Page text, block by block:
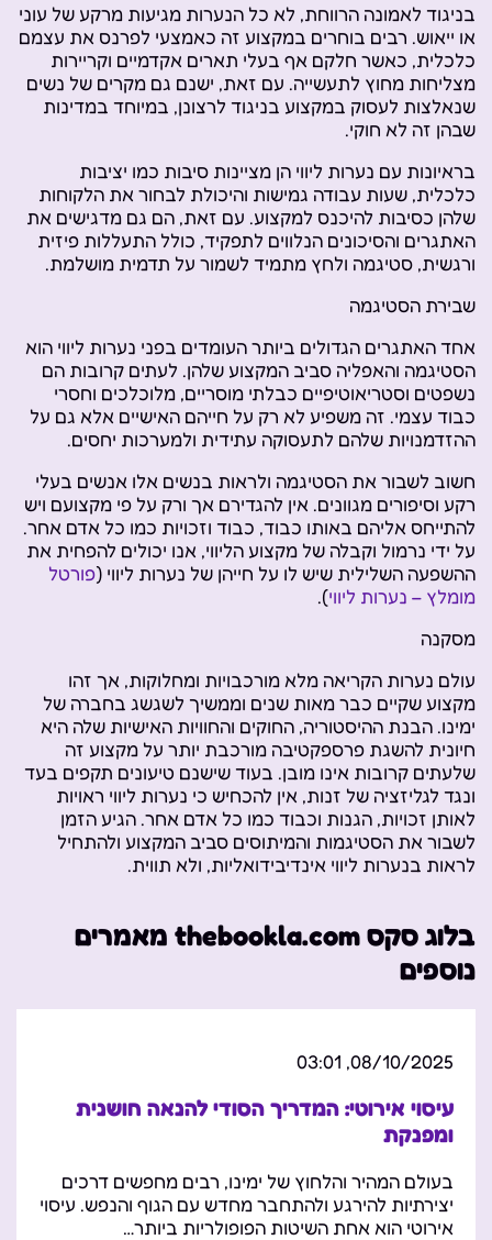
בניגוד לאמונה הרווחת, לא כל הנערות מגיעות מרקע של עוני
או ייאוש. רבים בוחרים במקצוע זה כאמצעי לפרנס את עצמם
כלכלית, כאשר חלקם אף בעלי תארים אקדמיים וקריירות
מצליחות מחוץ לתעשייה. עם זאת, ישנם גם מקרים של נשים
שנאלצות לעסוק במקצוע בניגוד לרצונן, במיוחד במדינות
שבהן זה לא חוקי.
בראיונות עם נערות ליווי הן מציינות סיבות כמו יציבות
כלכלית, שעות עבודה גמישות והיכולת לבחור את הלקוחות
שלהן כסיבות להיכנס למקצוע. עם זאת, הם גם מדגישים את
האתגרים והסיכונים הנלווים לתפקיד, כולל התעללות פיזית
ורגשית, סטיגמה ולחץ מתמיד לשמור על תדמית מושלמת.
שבירת הסטיגמה
אחד האתגרים הגדולים ביותר העומדים בפני נערות ליווי הוא
הסטיגמה והאפליה סביב המקצוע שלהן. לעתים קרובות הם
נשפטים וסטריאוטיפיים כבלתי מוסריים, מלוכלכים וחסרי
כבוד עצמי. זה משפיע לא רק על חייהם האישיים אלא גם על
ההזדמנויות שלהם לתעסוקה עתידית ולמערכות יחסים.
חשוב לשבור את הסטיגמה ולראות בנשים אלו אנשים בעלי
רקע וסיפורים מגוונים. אין להגדירם אך ורק על פי מקצועם ויש
להתייחס אליהם באותו כבוד, כבוד וזכויות כמו כל אדם אחר.
על ידי נרמול וקבלה של מקצוע הליווי, אנו יכולים להפחית את
ההשפעה השלילית שיש לו על חייהן של נערות ליווי (פורטל
מומלץ – נערות ליווי).
מסקנה
עולם נערות הקריאה מלא מורכבויות ומחלוקות, אך זהו
מקצוע שקיים כבר מאות שנים וממשיך לשגשג בחברה של
ימינו. הבנת ההיסטוריה, החוקים והחוויות האישיות שלה היא
חיונית להשגת פרספקטיבה מורכבת יותר על מקצוע זה
שלעתים קרובות אינו מובן. בעוד שישנם טיעונים תקפים בעד
ונגד לגליזציה של זנות, אין להכחיש כי נערות ליווי ראויות
לאותן זכויות, הגנות וכבוד כמו כל אדם אחר. הגיע הזמן
לשבור את הסטיגמות והמיתוסים סביב המקצוע ולהתחיל
לראות בנערות ליווי אינדיבידואליות, ולא תווית.
בלוג סקס thebookla.com מאמרים
נוספים
08/10/2025, 03:01
עיסוי אירוטי: המדריך הסודי להנאה חושנית
ומפנקת
בעולם המהיר והלחוץ של ימינו, רבים מחפשים דרכים
יצירתיות להירגע ולהתחבר מחדש עם הגוף והנפש. עיסוי
אירוטי הוא אחת השיטות הפופולריות ביותר…